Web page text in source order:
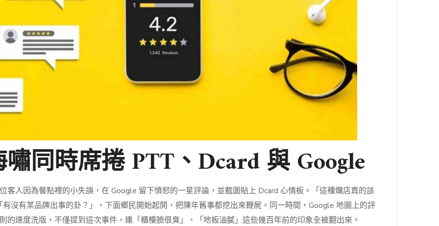
同時席捲 PTT、Dcard 與 Google
客人因為餐點裡的小失誤，在 Google 留下憤怒的一星評論，並截圖貼上 Dcard 心情板。「這種爛店真的該
沒有某品牌出事的卦？」，下面鄉民開始起鬨，把陳年舊事都挖出來鞭屍。同一時間，Google 地圖上的評
的速度洗版，不僅提到這次事件，連「櫃檯臉很臭」、「地板油膩」這些幾百年前的印象全被翻出來。